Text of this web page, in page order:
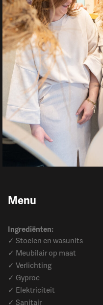
Menu
Ingrediënten:
✓ Stoelen en wasunits
✓ Meubilair op maat
✓ Verlichting
✓ Gyproc
✓ Elektriciteit
✓ Sanitair